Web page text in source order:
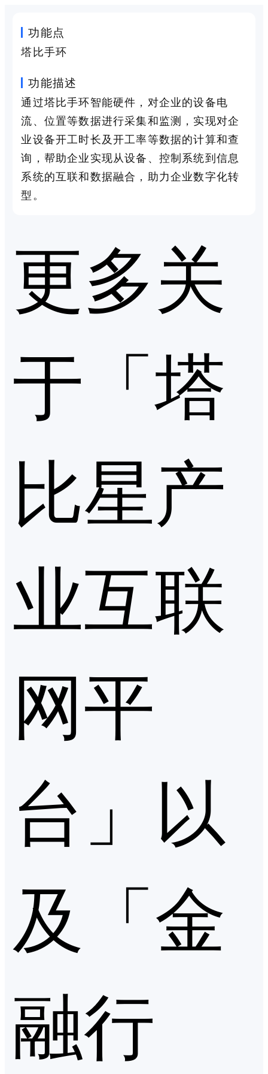
功能点
塔比手环
功能描述
通过塔比手环智能硬件，对企业的设备电
流、位置等数据进行采集和监测，实现对企
业设备开工时长及开工率等数据的计算和查
询，帮助企业实现从设备、控制系统到信息
系统的互联和数据融合，助力企业数字化转
型。
更多关
于「塔
比星产
业互联
网平
台」以
及「金
融行